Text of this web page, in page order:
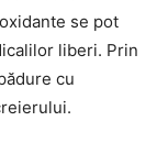
se pot
liberi. Prin
cu